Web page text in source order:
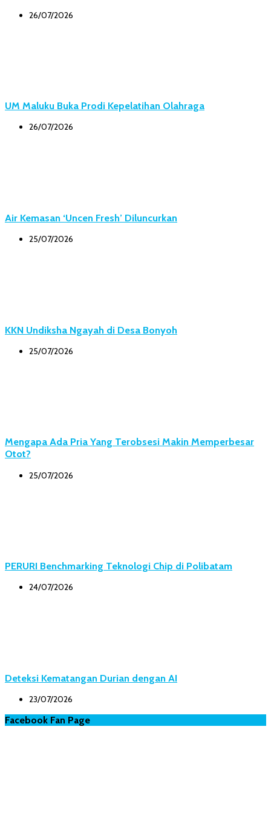
26/07/2026
UM Maluku Buka Prodi Kepelatihan Olahraga
26/07/2026
Air Kemasan ‘Uncen Fresh’ Diluncurkan
25/07/2026
KKN Undiksha Ngayah di Desa Bonyoh
25/07/2026
Mengapa Ada Pria Yang Terobsesi Makin Memperbesar
Otot?
25/07/2026
PERURI Benchmarking Teknologi Chip di Polibatam
24/07/2026
Deteksi Kematangan Durian dengan AI
23/07/2026
Facebook Fan Page